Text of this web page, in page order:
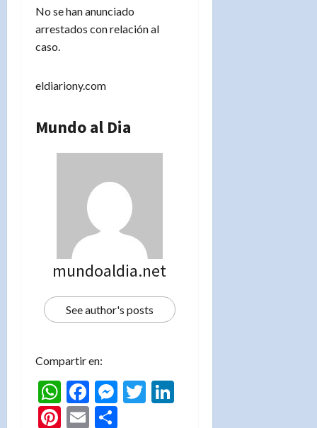
No se han anunciado
arrestados con relación al
caso.
eldiariony.com
Mundo al Dia
mundoaldia.net
See author's posts
Compartir en:
WhatsApp
Facebook
Messenger
Twitter
Pinterest
Email